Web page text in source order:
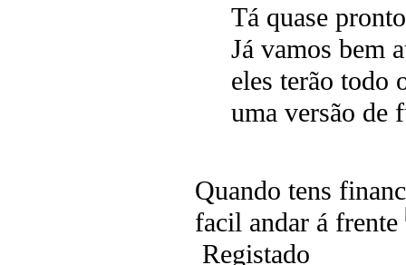
Tá quase
Já vamos bem
eles terão todo
uma versão de
Quando tens
facil andar á frente
Registado